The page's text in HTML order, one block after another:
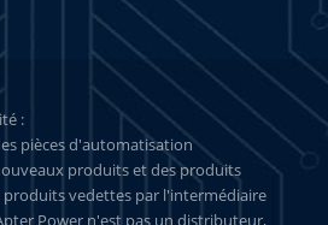
:
pièces d'automatisation
produits et des produits
produits vedettes par l'intermédiaire
Power n'est pas un distributeur,